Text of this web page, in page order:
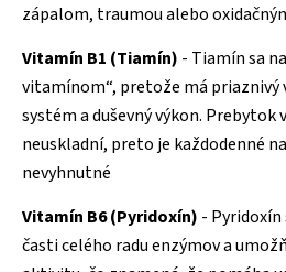
zápalom, traumou alebo
Vitamín B1 (Tiamín) - Tiamín sa
vitamínom“, pretože má priaznivý
systém a duševný výkon. Prebytok
neuskladní, preto je každodenné
nevyhnutné
Vitamín B6 (Pyridoxín) - Pyridoxín
časti celého radu enzýmov a